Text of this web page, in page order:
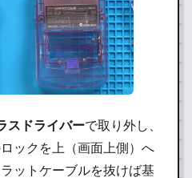
スドライバーで取り外し、
ックを上（画面上側）へ
ットケーブルを抜けば基